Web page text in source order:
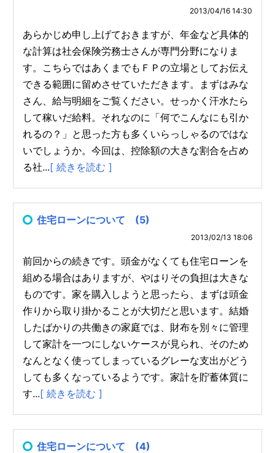
2013/04/16 14:30
あらかじめ申し上げておきますが、年金など具体的
な計算は社会保険労務士さんが専門分野になりま
す。こちらではあくまでもＦＰの立場としてお伝え
できる範囲に留めさせていただきます。まずはみな
さん、給与明細をご覧ください。せっかく汗水たら
して稼いだ給料。それなのに「何でこんなにも引か
れるの？」と思った方も多くいらっしゃるのではな
いでしょうか。今回は、控除額の大きな割合を占め
る社...[ 続きを読む ]
住宅ローンについて (5)
2013/02/13 18:06
前回からの続きです。頭金がなくても住宅ローンを
組める場合はありますが、やはりその負担は大きな
ものです。家を購入しようと思ったら、まずは頭金
作りから取り掛かることが大切だと思います。結婚
したばかりの共働きの家庭では、財布を別々に管理
して家計を一つにしないケースが見られ、そのため
なんとなく使ってしまっているグレーな支出がどう
しても多くなっているようです。家計を貯蓄体質に
す...[ 続きを読む ]
住宅ローンについて (4)